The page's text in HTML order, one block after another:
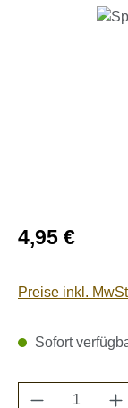
Bildergalerie
Regulärer Preis:
4,95 €
Preise inkl.
Sofort
Produkt